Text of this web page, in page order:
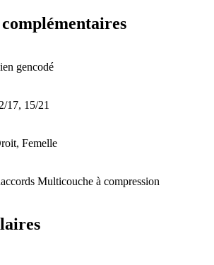
gencodé
17, 15/21
Femelle
Multicouche à compression